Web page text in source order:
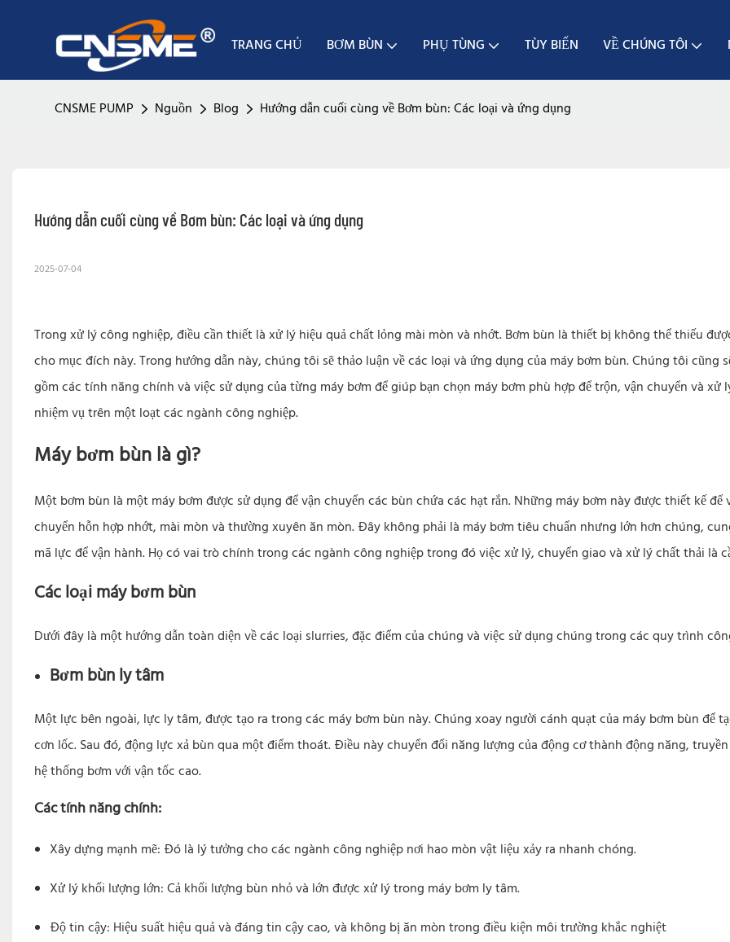
TRANG CHỦ BƠM BÙN PHỤ TÙNG TÙY BIẾN VỀ CHÚNG TÔI
CNSME PUMP Nguồn Blog Hướng dẫn cuối cùng về Bơm bùn: Các loại và ứng dụng
Hướng dẫn cuối cùng về Bơm bùn: Các loại và ứng dụng
2025-07-04
Trong xử lý công nghiệp, điều cần thiết là xử lý hiệu quả chất lỏng mài mòn và nhớt. Bơm bùn là thiết bị không thể thiếu
cho mục đích này. Trong hướng dẫn này, chúng tôi sẽ thảo luận về các loại và ứng dụng của máy bơm bùn. Chúng tôi cũng
gồm các tính năng chính và việc sử dụng của từng máy bơm để giúp bạn chọn máy bơm phù hợp để trộn, vận chuyển và xử
nhiệm vụ trên một loạt các ngành công nghiệp.
Máy bơm bùn là gì?
Một bơm bùn là một máy bơm được sử dụng để vận chuyển các bùn chứa các hạt rắn. Những máy bơm này được thiết kế để
chuyển hỗn hợp nhớt, mài mòn và thường xuyên ăn mòn. Đây không phải là máy bơm tiêu chuẩn nhưng lớn hơn chúng,
mã lực để vận hành. Họ có vai trò chính trong các ngành công nghiệp trong đó việc xử lý, chuyển giao và xử lý chất thải là
Các loại máy bơm bùn
Dưới đây là một hướng dẫn toàn diện về các loại slurries, đặc điểm của chúng và việc sử dụng chúng trong các quy trình
Bơm bùn ly tâm
Một lực bên ngoài, lực ly tâm, được tạo ra trong các máy bơm bùn này. Chúng xoay người cánh quạt của máy bơm bùn để
cơn lốc. Sau đó, động lực xả bùn qua một điểm thoát. Điều này chuyển đổi năng lượng của động cơ thành động năng,
hệ thống bơm với vận tốc cao.
Các tính năng chính:
Xây dựng mạnh mẽ: Đó là lý tưởng cho các ngành công nghiệp nơi hao mòn vật liệu xảy ra nhanh chóng.
Xử lý khối lượng lớn: Cả khối lượng bùn nhỏ và lớn được xử lý trong máy bơm ly tâm.
Độ tin cậy: Hiệu suất hiệu quả và đáng tin cậy cao, và không bị ăn mòn trong điều kiện môi trường khắc nghiệt